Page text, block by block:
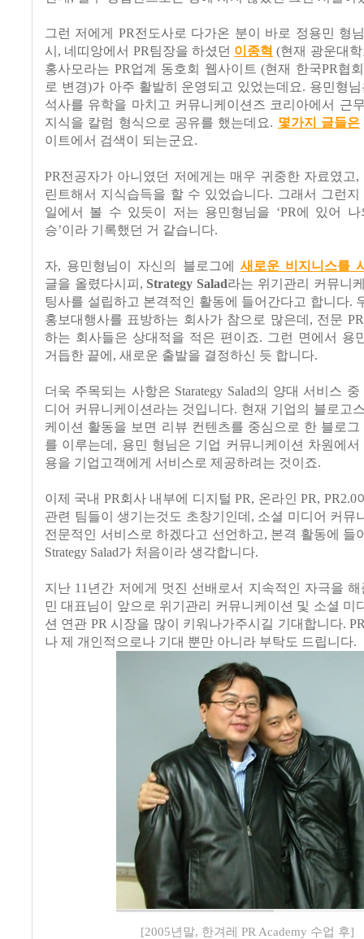
그런 저에게 PR전도사로 다가온 분이 바로 정용민 형
시 , 네띠앙에서 PR팀장을 하셨던 이종혁 (현재 광운대
홍사모라는 PR업계 동호회 웹사이트(현재 한국PR협
로 변경)가 아주 활발히 운영되고 있었는데요. 용민형
석사를 유학을 마치고 커뮤니케이션즈 코리아에서 근
지식을 칼럼 형식으로 공유를 했는데요. 몇가지
글들은
이트에서 검색이 되는군요.
PR전공자가 아니였던 저에게는 매우 귀중한 자료였고,
린트해서 지식습득을 할 수 있었습니다. 그래서 그런
일에서 볼 수 있듯이 저는 용민형님을 ‘PR에 있어
승’이라 기록했던 거 같습니다.
자, 용민형님이 자신의 블로그에 새로운 비지니스를
글을 올렸다시피 , Strategy Salad라는 위기관리 커뮤니
팅사를 설립하고 본격적인 활동에 들어간다고 합니다.
홍보대행사를 표방하는 회사가 참으로 많은데 , 전문
하는 회사들은 상대적을 적은 편이죠. 그런 면에서 용
거듭한 끝에 , 새로운 출발을 결정하신 듯 합니다.
더욱 주목되는 사항은 Starategy Salad의 양대 서비스
디어 커뮤니케이션라는 것입니다. 현재 기업의 블로고
케이션 활동을 보면 리뷰 컨텐츠를 중심으로 한 블로
를 이루는데 , 용민 형님은 기업 커뮤니케이션 차원에
용을 기업고객에게 서비스로 제공하려는 것이죠.
이제 국내 PR회사 내부에 디지털 PR, 온라인 PR, PR2.0
관련 팀들이 생기는것도 초창기인데 , 소셜 미디어 커뮤
전문적인 서비스로 하겠다고 선언하고, 본격 활동에 들
Strategy Salad가 처음이라 생각합니다.
지난 11년간 저에게 멋진 선배로서 지속적인 자극을
민 대표님이 앞으로 위기관리 커뮤니케이션 및 소셜 미
션 연관 PR시장을 많이 키워나가주시길 기대합니다.
나 제 개인적으로나 기대 뿐만 아니라 부탁도 드립니다.
[2005년말, 한겨레 PR Academy 수업 후]